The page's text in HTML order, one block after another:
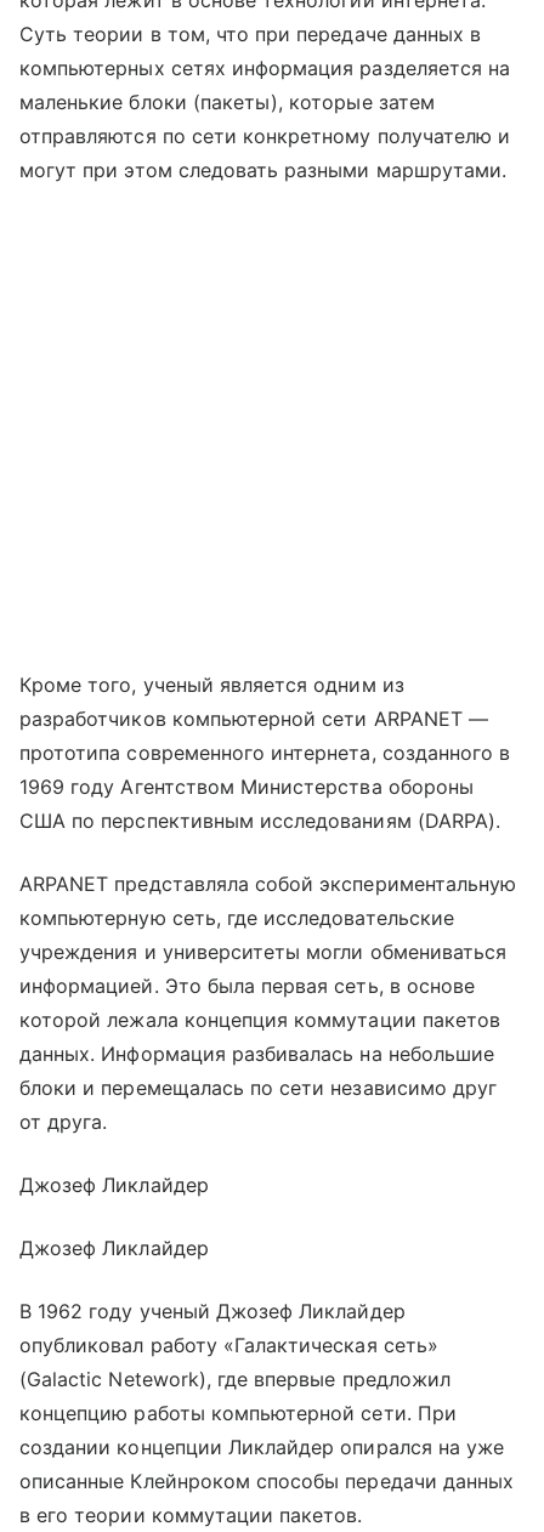
Суть теории в том, что при передаче данных в
компьютерных сетях информация разделяется на
маленькие блоки (пакеты), которые затем
отправляются по сети конкретному получателю и
могут при этом следовать разными маршрутами.
Кроме того, ученый является одним из
разработчиков компьютерной сети ARPANET —
прототипа современного интернета, созданного в
1969 году Агентством Министерства обороны
США по перспективным исследованиям (DARPA).
ARPANET представляла собой экспериментальную
компьютерную сеть, где исследовательские
учреждения и университеты могли обмениваться
информацией. Это была первая сеть, в основе
которой лежала концепция коммутации пакетов
данных. Информация разбивалась на небольшие
блоки и перемещалась по сети независимо друг
от друга.
Джозеф Ликлайдер
Джозеф Ликлайдер
В 1962 году ученый Джозеф Ликлайдер
опубликовал работу «Галактическая сеть»
(Galactic Netework), где впервые предложил
концепцию работы компьютерной сети. При
создании концепции Ликлайдер опирался на уже
описанные Клейнроком способы передачи данных
в его теории коммутации пакетов.